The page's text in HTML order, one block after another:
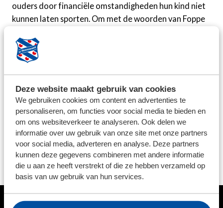
Deze website maakt gebruik van cookies
We gebruiken cookies om content en advertenties te
personaliseren, om functies voor social media te bieden en
om ons websiteverkeer te analyseren. Ook delen we
informatie over uw gebruik van onze site met onze partners
voor social media, adverteren en analyse. Deze partners
kunnen deze gegevens combineren met andere informatie
die u aan ze heeft verstrekt of die ze hebben verzameld op
basis van uw gebruik van hun services.
ouders door financiële omstandigheden hun kind niet
kunnen laten sporten. Om met de woorden van Foppe
kind wil je natuurlijk sporten. Soms is het bijna
onmogelijk en dan helpen wij. Wij maken het
mee kunnen doen in de maatschappij.
De hernieuwde samenwerking werd bekrachtigd met
een handtekening van Foppe Fonds-voorzitter Patrick
Vink en Ferry de Haan, algemeen directeur van sc
Heerenveen. Beide partijen vinden de verlenging
'hartstikkene mooi'.